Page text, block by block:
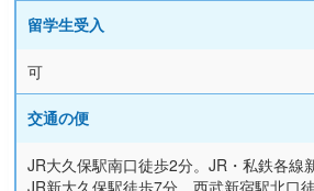
留学生受入
可
交通の便
JR大久保駅南口徒歩2分。JR・私鉄各線